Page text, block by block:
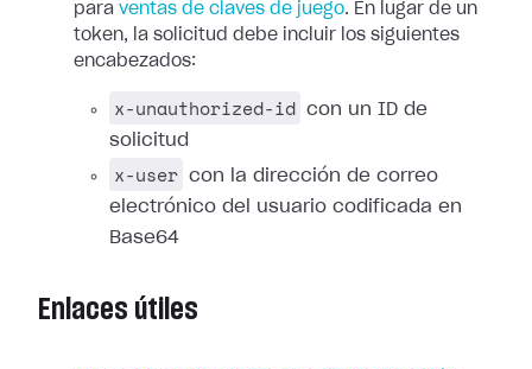
para ventas de claves de juego. En lugar de un
token, la solicitud debe incluir los siguientes
encabezados:
x-unauthorized-id con un ID de
solicitud
x-user con la dirección de correo
electrónico del usuario codificada en
Base64
Enlaces útiles